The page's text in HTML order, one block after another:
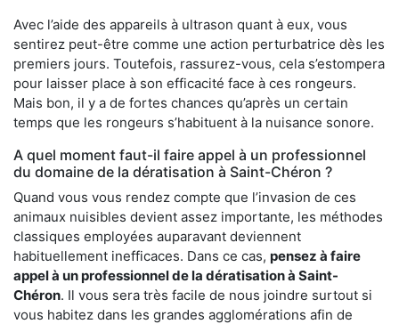
Avec l’aide des appareils à ultrason quant à eux, vous
sentirez peut-être comme une action perturbatrice dès les
premiers jours. Toutefois, rassurez-vous, cela s’estompera
pour laisser place à son efficacité face à ces rongeurs.
Mais bon, il y a de fortes chances qu’après un certain
temps que les rongeurs s’habituent à la nuisance sonore.
A quel moment faut-il faire appel à un professionnel
du domaine de la dératisation à Saint-Chéron ?
Quand vous vous rendez compte que l’invasion de ces
animaux nuisibles devient assez importante, les méthodes
classiques employées auparavant deviennent
habituellement inefficaces. Dans ce cas, pensez à faire
appel à un professionnel de la dératisation à Saint-
Chéron. Il vous sera très facile de nous joindre surtout si
vous habitez dans les grandes agglomérations afin de